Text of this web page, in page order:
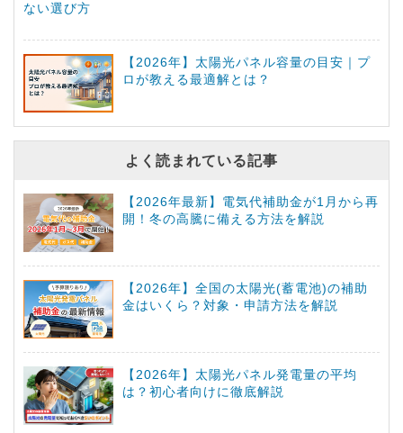
ない選び方
【2026年】太陽光パネル容量の目安｜プ
ロが教える最適解とは？
よく読まれている記事
【2026年最新】電気代補助金が1月から再
開！冬の高騰に備える方法を解説
【2026年】全国の太陽光(蓄電池)の補助
金はいくら？対象・申請方法を解説
【2026年】太陽光パネル発電量の平均
は？初心者向けに徹底解説